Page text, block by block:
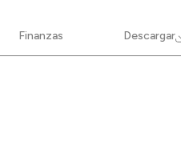
Finanzas Descargar